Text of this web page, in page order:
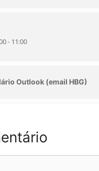
- 11:00
Outlook (email HBG)